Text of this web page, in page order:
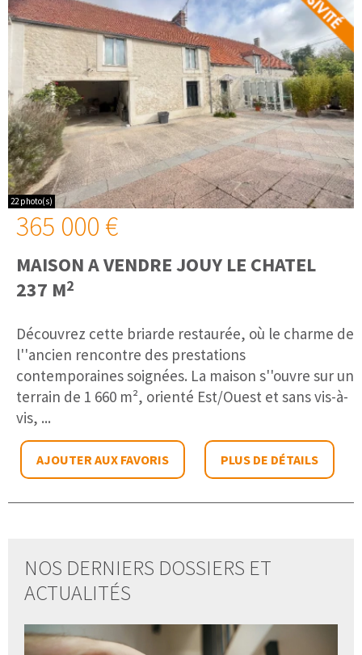
22 photo(s)
365 000 €
MAISON A VENDREJOUY LE CHATEL
237 M2
Découvrez cette briarde restaurée, où le charme de
l''ancien rencontre des prestations
contemporaines soignées. La maison s''ouvre sur un
terrain de 1 660 m², orienté Est/Ouest et sans vis-à-
vis, ...
AJOUTER AUX FAVORIS PLUS DE DÉTAILS
NOS DERNIERS DOSSIERS ET
ACTUALITÉS